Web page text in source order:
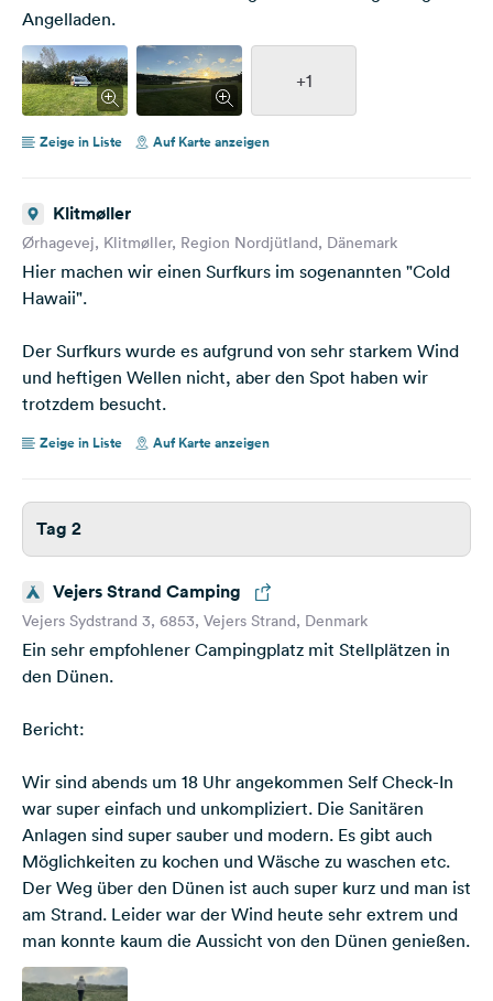
Angelladen.
+1
Zeige in Liste Auf Karte anzeigen
Klitmøller
Ørhagevej, Klitmøller, Region Nordjütland, Dänemark
Hier machen wir einen Surfkurs im sogenannten "Cold
Hawaii".
Der Surfkurs wurde es aufgrund von sehr starkem Wind
und heftigen Wellen nicht, aber den Spot haben wir
trotzdem besucht.
Zeige in Liste Auf Karte anzeigen
Tag 2
Vejers Strand Camping
Vejers Sydstrand 3, 6853, Vejers Strand, Denmark
Ein sehr empfohlener Campingplatz mit Stellplätzen in
den Dünen.
Bericht:
Wir sind abends um 18 Uhr angekommen Self Check-In
war super einfach und unkompliziert. Die Sanitären
Anlagen sind super sauber und modern. Es gibt auch
Möglichkeiten zu kochen und Wäsche zu waschen etc.
Der Weg über den Dünen ist auch super kurz und man ist
am Strand. Leider war der Wind heute sehr extrem und
man konnte kaum die Aussicht von den Dünen genießen.